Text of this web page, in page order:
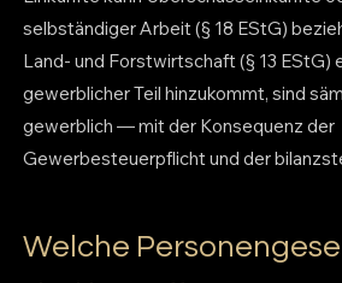
selbständiger Arbeit (§ 18 EStG)
Land- und Forstwirtschaft (§ 13 EStG)
gewerblicher Teil hinzukommt, sind
gewerblich — mit der Konsequenz der
Gewerbesteuerpflicht und der
Welche